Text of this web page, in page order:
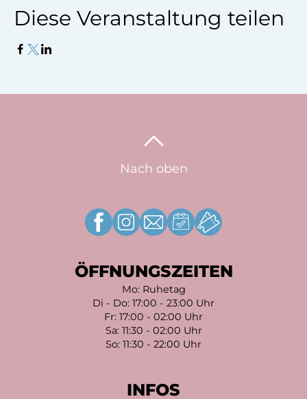
Diese Veranstaltung teilen
Nach oben
ÖFFNUNGSZEITEN
Mo: Ruhetag
Di - Do: 17:00 - 23:00 Uhr
Fr: 17:00 - 02:00 Uhr
Sa: 11:30 - 02:00 Uhr
So: 11:30 - 22:00 Uhr
INFOS